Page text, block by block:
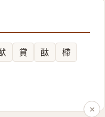
貸 酞
㯂
×